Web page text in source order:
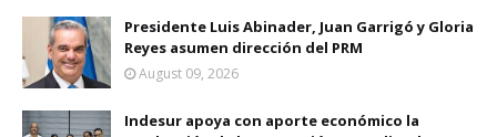
Presidente Luis Abinader, Juan Garrigó y Gloria
Reyes asumen dirección del PRM
August 09, 2026
Indesur apoya con aporte económico la